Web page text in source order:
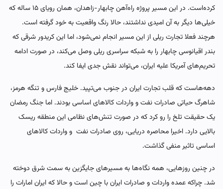
کرده‌است. در این مسیر پروژه راه‌آهن چابهار-زاهدان، همان رویای ۱۵ ساله که
خیلی‌ها دیگر به آن امیدی نداشتند، حالا رنگ واقعیت به خود گرفته است.
هرچند فعلا تجارت ریلی از این مسیر انجام نمی‌شود، اما این کریدور شرقی که
بندر اقیانوسی چابهار را به شبکه سراسری ریلی وصل می‌کند، در صورت ادامه
تحریم‌های آمریکا علیه ایران، می‌تواند نقش جدی ایفا ‌کند.
دهه‌هاست که قلب تجارت ایران در جنوب می‌تپید. خلیج فارس و تنگه هرمز،
شاهرگ حیاتی صادرات نفت و واردات کالاهای اساسی بودند. اما جنگ رمضان
یک حقیقت تلخ را رو کرد که در صورت تنش‌های نظامی این منطقه ریسک
بالایی دارد. اخیرا محاصره دریایی، روی صادرات نفت و واردات کالاهای
اساسی تاثیر منفی گذاشت.
در چنین روزهایی، همه نگاه‌ها به مسیرهای جایگزین به سمت شرق دوخته
شد. چراکه عمده واردات و صادرات ایران با چین است و حالا که ایران امارات را